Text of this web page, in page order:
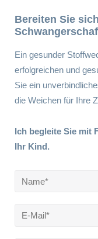
Bereiten Sie
Ein gesunder
erfolgreichen und
Sie ein
die Weichen für Ihre
Ich begleite Sie mit
Ihr Kind.